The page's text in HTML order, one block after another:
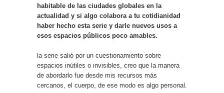
habitable de las ciudades globales en la
actualidad y si algo colabora a tu cotidianidad
haber hecho esta serie y darle nuevos usos a
esos espacios públicos poco amables.
la serie salió por un cuestionamiento sobre
espacios inútiles o invisibles, creo que la manera
de abordarlo fue desde mis recursos más
cercanos, el cuerpo, de ese modo es algo personal.